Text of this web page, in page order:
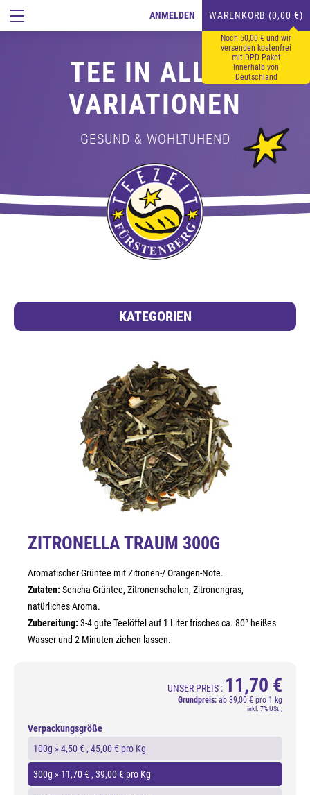
ANMELDEN WARENKORB (0,00 €)
Noch 50,00 € und wir
versenden kostenfrei
mit DPD Paket
innerhalb von
Deutschland
TEE IN ALLEN
VARIATIONEN
GESUND & WOHLTUHEND
KATEGORIEN
ZITRONELLA TRAUM 300G
Aromatischer Grüntee mit Zitronen-/ Orangen-Note.
Zutaten: Sencha Grüntee, Zitronenschalen, Zitronengras,
natürliches Aroma.
Zubereitung: 3-4 gute Teelöffel auf 1 Liter frisches ca. 80° heißes
Wasser und 2 Minuten ziehen lassen.
UNSER PREIS : 11,70 €
Grundpreis: ab 39,00 € pro 1 kg
inkl. 7% USt.,
Verpackungsgröße
100g »4,50 € , 45,00 € pro Kg
300g » 11,70 € , 39,00 € pro Kg